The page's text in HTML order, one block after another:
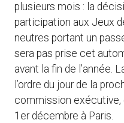
plusieurs mois : la
participation aux Jeux
neutres portant un
sera pas prise cet
avant la fin de l’année.
l’ordre du jour de la
commission exécutive,
1er décembre à Paris.